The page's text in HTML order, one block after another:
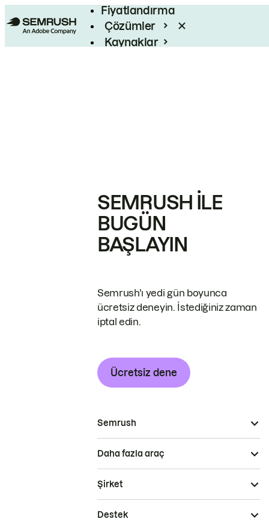
Fiyatlandırma
Çözümler
Kaynaklar
SEMRUSH ILE
BUGÜN
BAŞLAYIN
Semrush'ı yedi gün boyunca
ücretsiz deneyin. İstediğiniz zaman
iptal edin.
Ücretsiz dene
Semrush
Daha fazla araç
Şirket
Destek